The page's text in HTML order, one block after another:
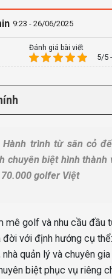
9:23 - 26/06/2025
Đánh giá bài viết
5/5
Hành trình từ sân cỏ
chuyên biệt hình thành
golfer Việt
mê golf và nhu cầu đầu
đời với định hướng cụ
nhà quản lý và chuyên
biệt phục vụ riêng